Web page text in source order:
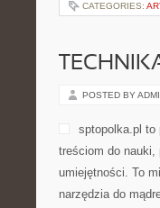
CATEGORIES:
POSTED BY
sptopolka.pl to
treściom do nauki,
umiejętności. To
narzędzia do